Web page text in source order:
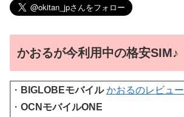
かおるが今利用中の格安SIM♪
・ BIGLOBEモバイル かおるのレビュー
・ OCNモバイルONE